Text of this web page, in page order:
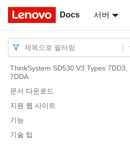
Docs 서버
Docs
제목으로 필터링
ThinkSystem SD530 V3 Types 7DD3,
7DDA
문서 다운로드
지원 웹 사이트
기능
기술 팁